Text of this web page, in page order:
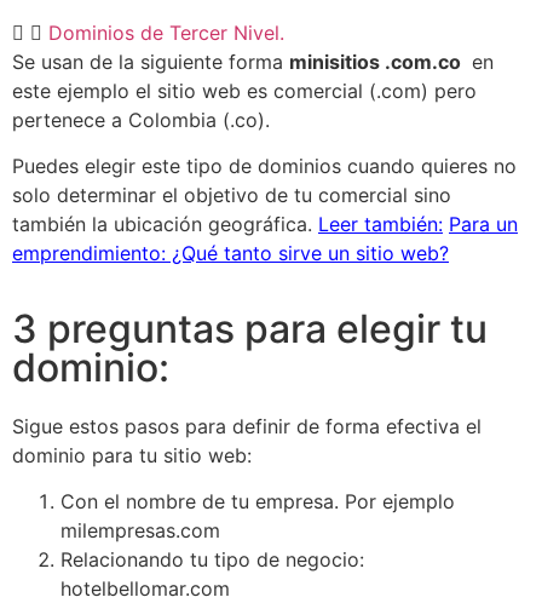
Dominios de Tercer Nivel.
Se usan de la siguiente forma minisitios .com.co en
este ejemplo el sitio web es comercial (.com) pero
pertenece a Colombia (.co).
Puedes elegir este tipo de dominios cuando quieres no
solo determinar el objetivo de tu comercial sino
también la ubicación geográfica. Leer también: Para un
emprendimiento: ¿Qué tanto sirve un sitio web?
3 preguntas para elegir tu
dominio:
Sigue estos pasos para definir de forma efectiva el
dominio para tu sitio web:
Con el nombre de tu empresa. Por ejemplo
milempresas.com
Relacionando tu tipo de negocio:
hotelbellomar.com